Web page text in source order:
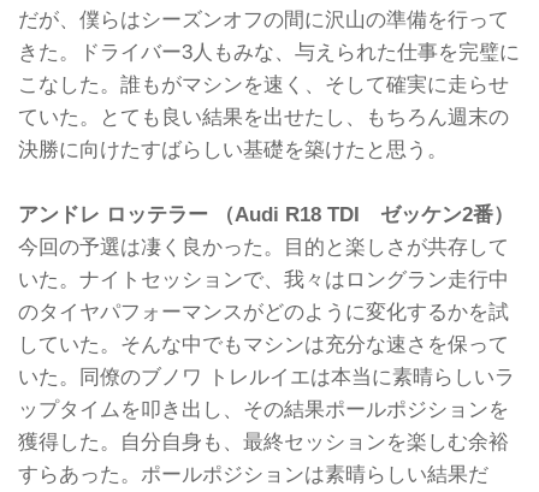
だが、僕らはシーズンオフの間に沢山の準備を行って
きた。ドライバー3人もみな、与えられた仕事を完璧に
こなした。誰もがマシンを速く、そして確実に走らせ
ていた。とても良い結果を出せたし、もちろん週末の
決勝に向けたすばらしい基礎を築けたと思う。
アンドレ ロッテラー （Audi R18 TDI ゼッケン2番）
今回の予選は凄く良かった。目的と楽しさが共存して
いた。ナイトセッションで、我々はロングラン走行中
のタイヤパフォーマンスがどのように変化するかを試
していた。そんな中でもマシンは充分な速さを保って
いた。同僚のブノワ トレルイエは本当に素晴らしいラ
ップタイムを叩き出し、その結果ポールポジションを
獲得した。自分自身も、最終セッションを楽しむ余裕
すらあった。ポールポジションは素晴らしい結果だ